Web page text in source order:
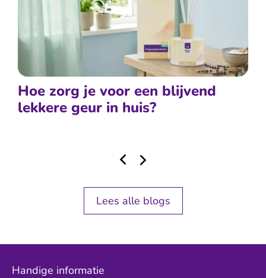
Hoe zorg je voor een blijvend
lekkere geur in huis?
Lees alle blogs
Handige informatie